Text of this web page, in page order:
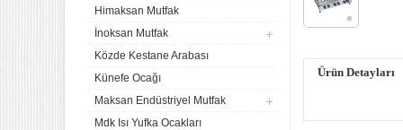
Himaksan Mutfak
İnoksan Mutfak
Közde Kestane Arabası
Künefe Ocağı
Maksan Endüstriyel Mutfak
Mdk Isı Yufka Ocakları
Tüplü Set Üstü Ocak CE
Ürün Detayları